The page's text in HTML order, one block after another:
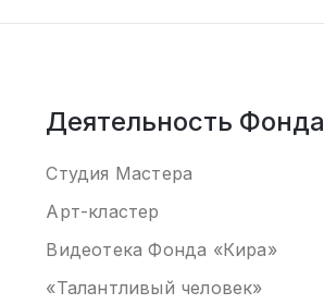
Деятельность Фонда
Студия Мастера
Арт-кластер
ВидеотекаФонда «Кира»
«Талантливый человек»